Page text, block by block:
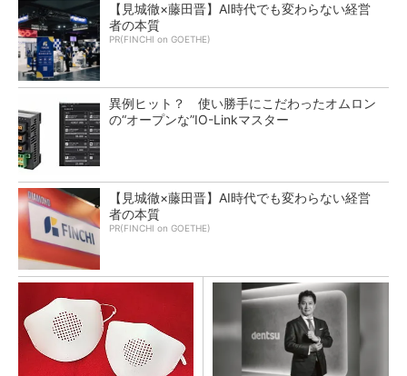
【見城徹×藤田晋】AI時代でも変わらない経営
者の本質
PR(FINCHI on GOETHE)
異例ヒット？ 使い勝手にこだわったオムロン
の“オープンな”IO-Linkマスター
【見城徹×藤田晋】AI時代でも変わらない経営
者の本質
PR(FINCHI on GOETHE)